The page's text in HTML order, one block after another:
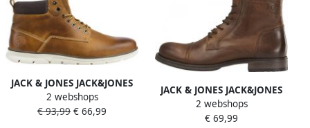
JACK & JONES JACK&JONES
FOOTWEAR JFWTUBAR
LEATHER HONEY SN Heren
2 webshops
€ 93,99 € 66,99
JACK & JONES JACK&JONES
ADDITIONALS JFWRUSSEL
LEATHER COGNA LN Heren
2 webshops
€ 69,99